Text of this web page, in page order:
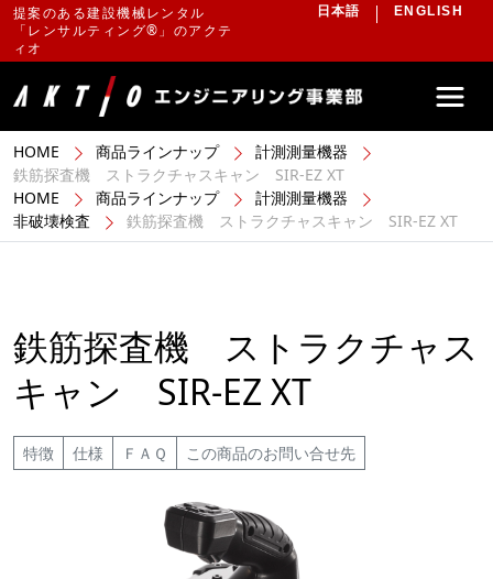
提案のある建設機械レンタル
「レンサルティング®」のアクテ
ィオ
日本語 ENGLISH
HOME 商品ラインナップ
計測測量機器
鉄筋探査機 ストラクチャスキャン SIR-EZ XT
HOME
商品ラインナップ
計測測量機器
非破壊検査
鉄筋探査機 ストラクチャスキャン SIR-EZ XT
鉄筋探査機 ストラクチャス
キャン SIR-EZ XT
特徴 仕様 ＦＡＱ この商品のお問い合せ先